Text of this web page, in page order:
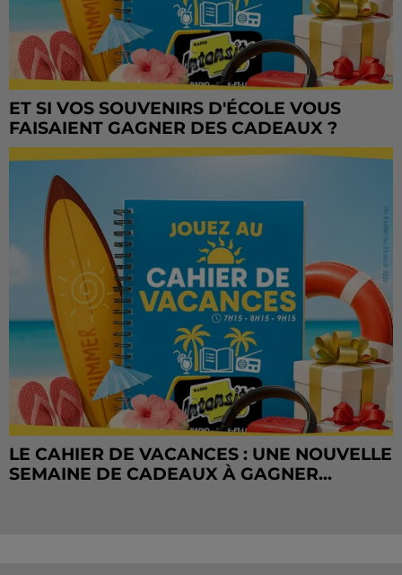
ET SI VOS SOUVENIRS D'ÉCOLE VOUS
FAISAIENT GAGNER DES CADEAUX ?
LE CAHIER DE VACANCES : UNE NOUVELLE
SEMAINE DE CADEAUX À GAGNER...